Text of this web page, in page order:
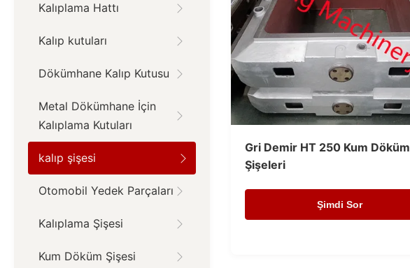
Kalıplama Hattı
Kalıp kutuları
Dökümhane Kalıp Kutusu
Metal Dökümhane İçin
Kalıplama Kutuları
kalıp şişesi
Otomobil Yedek Parçaları
Kalıplama Şişesi
Kum Döküm Şişesi
Gri Demir HT 250 Kum Döküm
Şişeleri
Şimdi Sor